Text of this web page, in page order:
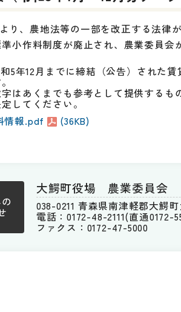
り、農地法等の一部を改正する法律
小作料制度が廃止され、農業委員
5年12月までに締結（公告）された
はあくまでも参考として提供する
してください。
情報.pdf
(36KB)
大鰐町役場 農業委員会
038-0211 青森県南津軽郡大鰐
電話：0172-48-2111(直通0172-
ファクス：0172-47-5000